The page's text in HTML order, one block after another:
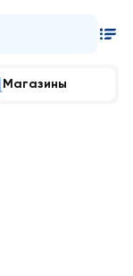
Магазины